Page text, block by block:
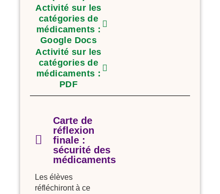
Activité sur les
catégories de
médicaments :
Google Docs
Activité sur les
catégories de
médicaments :
PDF
Carte de
réflexion
finale :
sécurité des
médicaments
Les élèves
réfléchiront à ce